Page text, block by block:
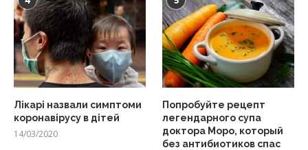
Лікарі назвали симптоми
коронавірусу в дітей
14/03/2020
Попробуйте рецепт
легендарного супа
доктора Моро, который
без антибиотиков спас